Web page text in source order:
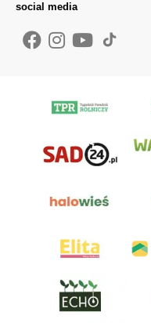
social media